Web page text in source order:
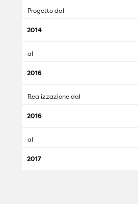
Progetto dal
2014
al
2016
Realizzazione dal
2016
al
2017